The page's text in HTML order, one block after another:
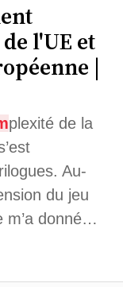
l'UE et
|
plexité de la
Au-
du jeu
m’a donné…